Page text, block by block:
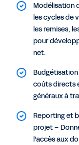
Modélisation
les cycles de
les remises,
pour
net.
coûts directs
généraux à
Reporting et
projet –
l'accès aux